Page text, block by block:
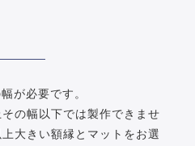
が必要です。
の幅以下では製作できませ
大きい額縁とマットをお選